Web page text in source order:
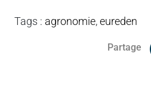
Tags : agronomie,eureden
Partage